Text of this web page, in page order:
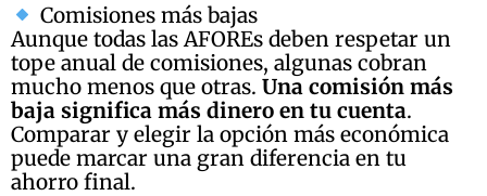
Comisiones más bajas
Aunque todas las AFOREs deben respetar un
tope anual de comisiones, algunas cobran
mucho menos que otras. Una comisión más
baja significa más dinero en tu cuenta.
Comparar y elegir la opción más económica
puede marcar una gran diferencia en tu
ahorro final.